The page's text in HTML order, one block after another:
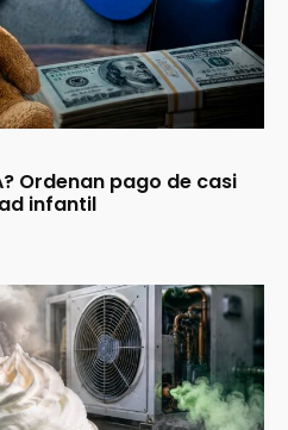
Ordenan pago de casi
infantil